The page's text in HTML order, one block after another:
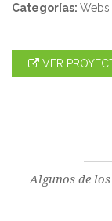
Categorías: Webs
VER
Algunos de